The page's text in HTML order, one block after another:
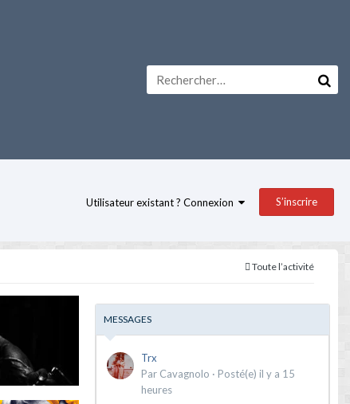
Utilisateur existant ? Connexion S’inscrire
Toute l’activité
MESSAGES
Trx
Par Cavagnolo · Posté(e) il y a 15
heures